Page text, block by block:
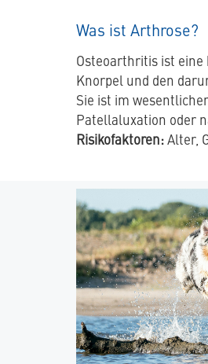
Was ist Arthrose?
Osteoarthritis ist eine
Knorpel und den
Sie ist im
Patellaluxation oder
Risikofaktoren:Alter,